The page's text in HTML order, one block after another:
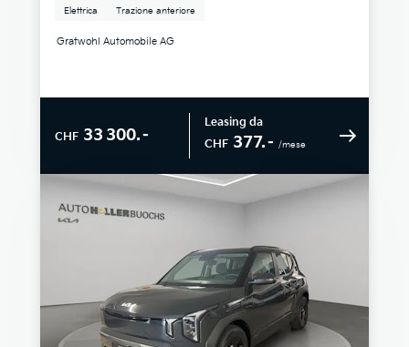
Elettrica Trazione anteriore
Gratwohl Automobile AG
CHF 33 300.–
Leasing da
CHF 377.– /mese